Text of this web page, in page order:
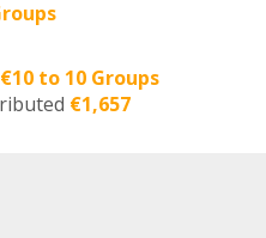
€10 to 10 Groups
€1,657